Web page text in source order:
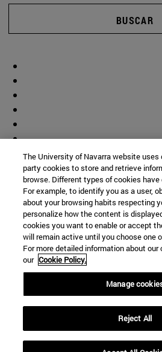
BUSCAR
Accesos directos
(abre en nueva
The University of Navarra website uses
party cookies to store and retrieve
browse. Different types of cookies
For example, to identify you as a user,
about your browsing habits respecting
personalize how the content is
cookies you want to enable or accept
will remain active until you choose one
For more detailed information about
our Cookie Policy.
Manage
Reject All